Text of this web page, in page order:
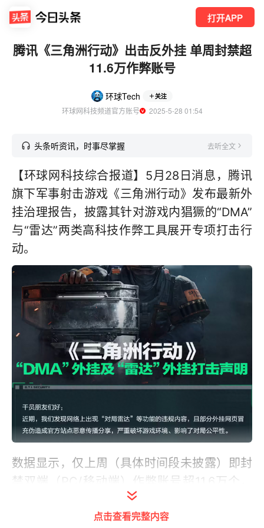
打开APP
腾讯《三角洲行动》出击反外挂 单周封禁超
11.6万作弊账号
环球Tech 关注
环球网科技频道官方账号
  2025-5-28 01:54
头条听资讯，时事尽掌握 去听全文
【环球网科技综合报道】5月28日消息，腾讯
旗下军事射击游戏《三角洲行动》发布最新外
挂治理报告，披露其针对游戏内猖獗的“DMA”
与“雷达”两类高科技作弊工具展开专项打击行
动。
数据显示，仅上周（具体时间段未披露）即封
禁双端（PC/移动端）作弊账号超11.6万个，
创下该作上线以来单周封禁数量新高。
点击查看完整内容